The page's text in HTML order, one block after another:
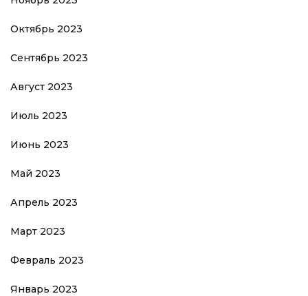
Октябрь 2023
Сентябрь 2023
Август 2023
Июль 2023
Июнь 2023
Май 2023
Апрель 2023
Март 2023
Февраль 2023
Январь 2023